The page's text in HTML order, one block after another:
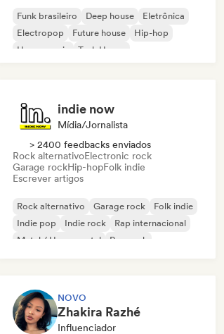
Funk brasileiro Deep house
Eletrônica
Electropop
Future house
Hip-hop
House music
Tech House
indie now
Mídia/Jornalista
> 2400 feedbacks enviados
Rock alternativoElectronic rock
Garage rockHip-hopFolk indie
Escrever artigos
Rock alternativo Garage rock
Folk indie
Indie pop
Indie rock
Rap internacional
Metal / Heavy metal
Pop rock
NOVO
Zhakira Razhé
Influenciador